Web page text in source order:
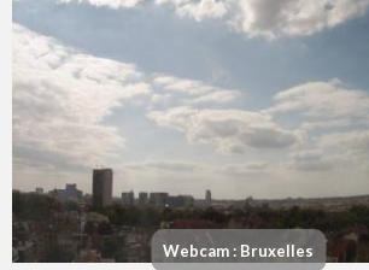
Webcam : Bruxelles